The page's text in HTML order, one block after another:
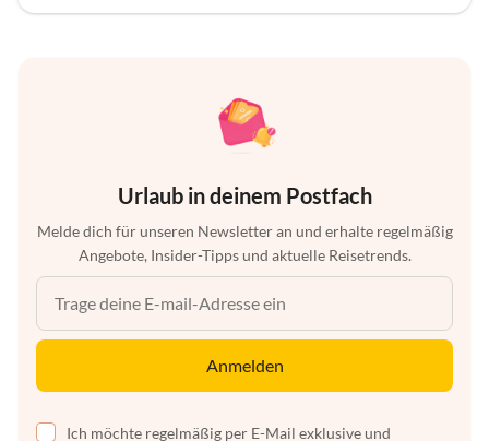
Urlaub in deinem Postfach
Melde dich für unseren Newsletter an und erhalte regelmäßig
Angebote, Insider-Tipps und aktuelle Reisetrends.
Anmelden
Ich möchte regelmäßig per E-Mail exklusive und